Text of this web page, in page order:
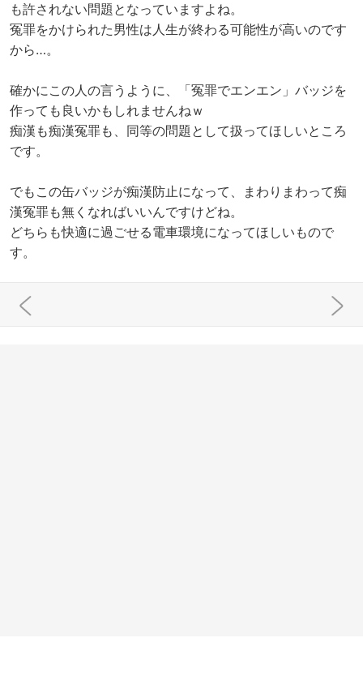
も許されない問題となっていますよね。
冤罪をかけられた男性は人生が終わる可能性が高いのです
から…。
確かにこの人の言うように、「冤罪でエンエン」バッジを
作っても良いかもしれませんねｗ
痴漢も痴漢冤罪も、同等の問題として扱ってほしいところ
です。
でもこの缶バッジが痴漢防止になって、まわりまわって痴
漢冤罪も無くなればいいんですけどね。
どちらも快適に過ごせる電車環境になってほしいもので
す。